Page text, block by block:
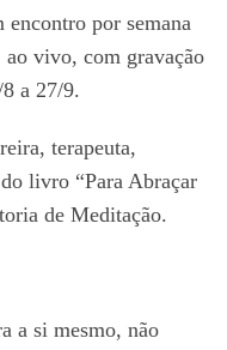
por semana
ao vivo, com gravação
a 27/9.
terapeuta,
livro “Para Abraçar
de Meditação.
a si mesmo, não